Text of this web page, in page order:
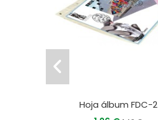
Hoja álbum FDC-2